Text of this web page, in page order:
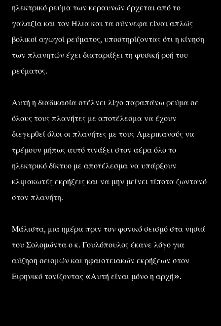
ηλεκτρικό ρεύμα των κεραυνών έρχεται από το
γαλαξία και τον Ηλια και τα σύννεφα είναι απλώς
βολικοί αγωγοί ρεύματος, υποστηρίζοντας ότι η κίνηση
των πλανητών έχει διαταράξει τη φυσική ροή του
ρεύματος.
Αυτή η διαδικασία στέλνει λίγο παραπάνω ρεύμα σε
όλους τους πλανήτες με αποτέλεσμα να έχουν
διεγερθεί όλοι οι πλανήτες με τους Αμερικανούς να
τρέμουν μήπως αυτό τινάξει στον αέρα όλο το
ηλεκτρικό δίκτυο με αποτέλεσμα να υπάρξουν
κλιμακωτές εκρήξεις και να μην μείνει τίποτα ζωντανό
στον πλανήτη.
Μάλιστα, μια ημέρα πριν τον φονικό σεισμό στα νησιά
του Σολομώντα ο κ. Γουλόπουλος έκανε λόγο για
αύξηση σεισμών και ηφαιστειακών εκρήξεων στον
Ειρηνικό τονίζοντας «Αυτή είναι μόνο η αρχή».